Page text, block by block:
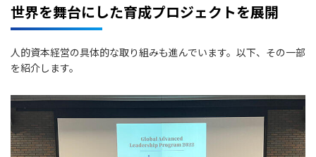
世界を舞台にした育成プロジェクトを展開
人的資本経営の具体的な取り組みも進んでいます。以下、その一部
を紹介します。